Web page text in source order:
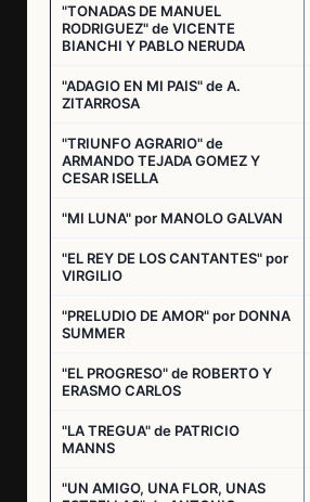
"TONADAS DE MANUEL
RODRIGUEZ" de VICENTE
BIANCHI Y PABLO NERUDA
"ADAGIO EN MI PAIS" de A.
ZITARROSA
"TRIUNFO AGRARIO" de
ARMANDO TEJADA GOMEZ Y
CESAR ISELLA
"MI LUNA" por MANOLO GALVAN
"EL REY DE LOS CANTANTES" por
VIRGILIO
"PRELUDIO DE AMOR" por DONNA
SUMMER
"EL PROGRESO" de ROBERTO Y
ERASMO CARLOS
"LA TREGUA" de PATRICIO
MANNS
"UN AMIGO, UNA FLOR, UNAS